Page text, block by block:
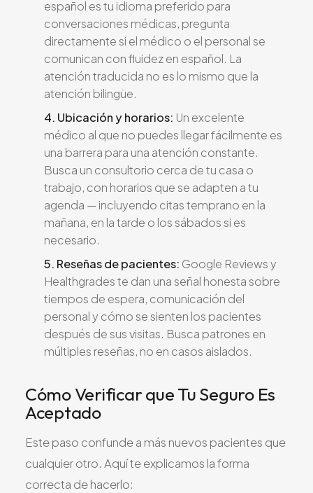
español es tu idioma preferido para
conversaciones médicas, pregunta
directamente si el médico o el personal se
comunican con fluidez en español. La
atención traducida no es lo mismo que la
atención bilingüe.
4. Ubicación y horarios: Un excelente
médico al que no puedes llegar fácilmente es
una barrera para una atención constante.
Busca un consultorio cerca de tu casa o
trabajo, con horarios que se adapten a tu
agenda — incluyendo citas temprano en la
mañana, en la tarde o los sábados si es
necesario.
5. Reseñas de pacientes: Google Reviews y
Healthgrades te dan una señal honesta sobre
tiempos de espera, comunicación del
personal y cómo se sienten los pacientes
después de sus visitas. Busca patrones en
múltiples reseñas, no en casos aislados.
Cómo Verificar que Tu Seguro Es
Aceptado
Este paso confunde a más nuevos pacientes que
cualquier otro. Aquí te explicamos la forma
correcta de hacerlo: